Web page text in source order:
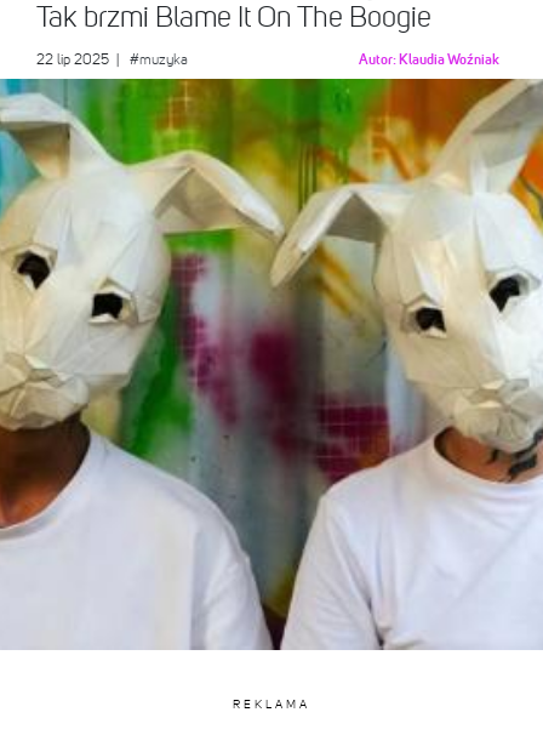
Tak brzmi Blame It On The Boogie
22 lip 2025 #muzyka Autor: Klaudia Woźniak
REKLAMA